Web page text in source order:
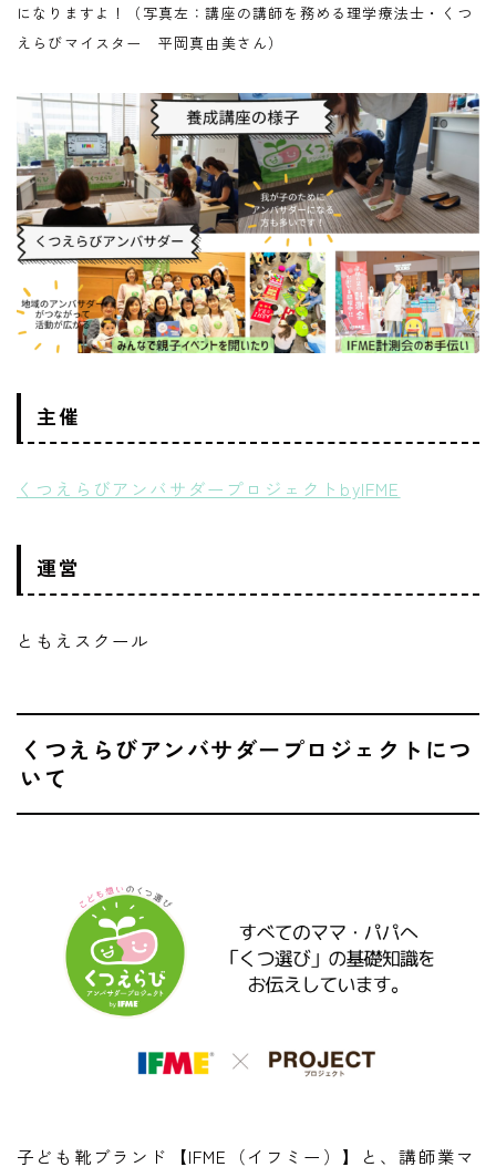
になりますよ！（写真左：講座の講師を務める理学療法士・くつ
えらびマイスター 平岡真由美さん）
主催
くつえらびアンバサダープロジェクトbyIFME
運営
ともえスクール
くつえらびアンバサダープロジェクトにつ
いて
子ども靴ブランド【IFME（イフミー）】と、講師業マ